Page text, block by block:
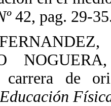
42, pag. 29-
carrera de